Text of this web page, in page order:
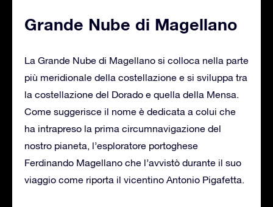
Grande Nube di Magellano
La Grande Nube di Magellano si colloca nella parte
più meridionale della costellazione e si sviluppa tra
la costellazione del Dorado e quella della Mensa.
Come suggerisce il nome è dedicata a colui che
ha intrapreso la prima circumnavigazione del
nostro pianeta, l’esploratore portoghese
Ferdinando Magellano che l’avvistò durante il suo
viaggio come riporta il vicentino Antonio Pigafetta.